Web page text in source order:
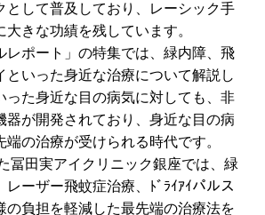
として普及しており、レーシック手
きな功績を残しています。
レポート」の特集では、緑内障、飛
といった身近な治療について解説し
った身近な目の病気に対しても、非
器が開発されており、身近な目の病
の治療が受けられる時代です。
冨田実アイクリニック銀座では、緑
レーザー飛蚊症治療、ﾄﾞﾗｲｱｲパルス
の負担を軽減した最先端の治療法を